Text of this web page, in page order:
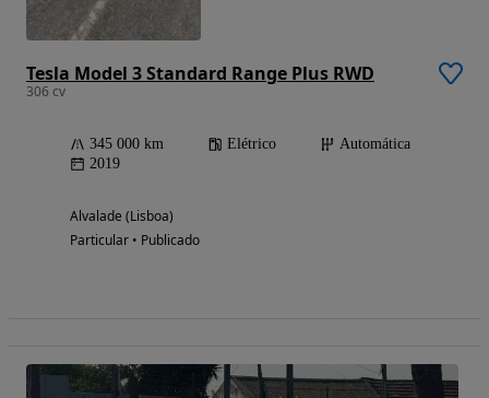
Tesla Model 3 Standard Range Plus RWD
306 cv
345 000 km Elétrico
Automática
2019
Alvalade (Lisboa)
Particular • Publicado